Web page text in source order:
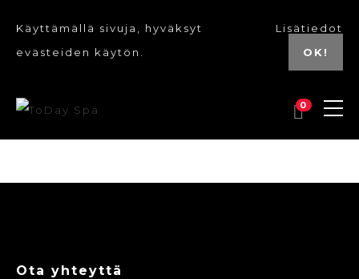
Käyttämällä sivuja, hyväksyt
evästeiden käytön.
Lisätiedot
OK!
0
Ota yhteyttä